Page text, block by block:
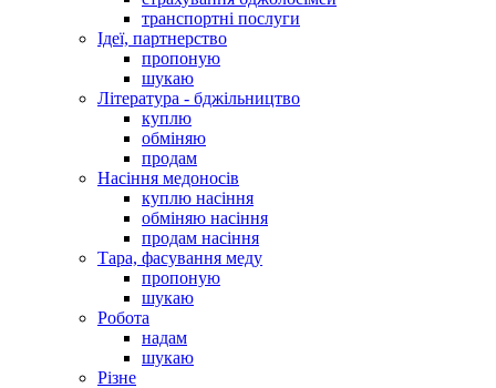
транспортні послуги
Ідеї, партнерство
пропоную
шукаю
Література - бджільництво
куплю
обміняю
продам
Насіння медоносів
куплю насіння
обміняю насіння
продам насіння
Тара, фасування меду
пропоную
шукаю
Робота
надам
шукаю
Різне